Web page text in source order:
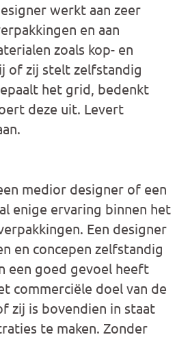
werkt aan zeer
en aan
zoals kop- en
of zij stelt zelfstandig
het grid, bedenkt
deze uit. Levert
medior designer of een
enige ervaring binnen het
Een designer
en concepen zelfstandig
een goed gevoel heeft
commerciële doel van de
zij is bovendien in staat
te maken. Zonder